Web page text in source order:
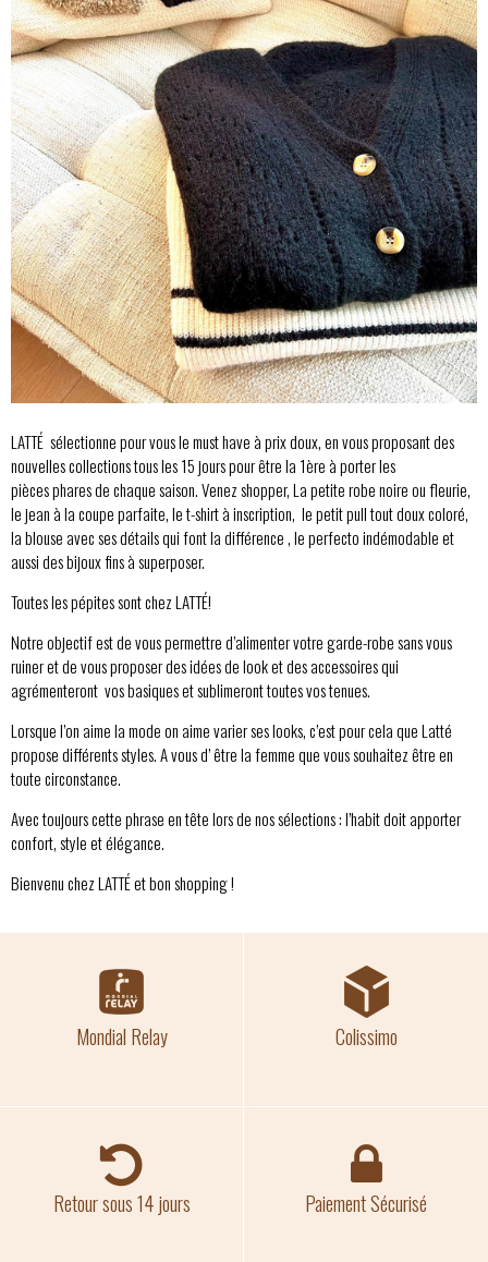
LATTÉ sélectionne pour vous le must have à prix doux, en vous proposant des
nouvelles collections tous les 15 jours pour être la 1ère à porter les
pièces phares de chaque saison. Venez shopper, La petite robe noire ou fleurie,
le jean à la coupe parfaite, le t-shirt à inscription, le petit pull tout doux coloré,
la blouse avec ses détails qui font la différence , le perfecto indémodable et
aussi des bijoux fins à superposer.
Toutes les pépites sont chez LATTÉ!
Notre objectif est de vous permettre d’alimenter votre garde-robe sans vous
ruiner et de vous proposer des idées de look et des accessoires qui
agrémenteront vos basiques et sublimeront toutes vos tenues.
Lorsque l’on aime la mode on aime varier ses looks, c’est pour cela que Latté
propose différents styles. A vous d’ être la femme que vous souhaitez être en
toute circonstance.
Avec toujours cette phrase en tête lors de nos sélections : l’habit doit apporter
confort, style et élégance.
Bienvenu chez LATTÉ et bon shopping !
Mondial Relay Colissimo
Retour sous 14 jours Paiement Sécurisé